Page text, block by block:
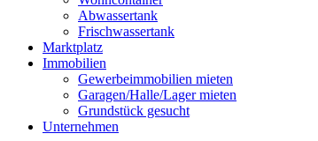
Abwassertank
Frischwassertank
Marktplatz
Immobilien
Gewerbeimmobilien mieten
Garagen/Halle/Lager mieten
Grundstück gesucht
Unternehmen